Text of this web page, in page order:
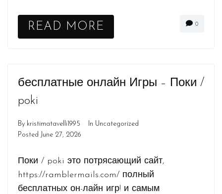
READ MORE 0
бесплатные онлайн Игры – Поки /
poki
By kristimatavelli1995 In Uncategorized
Posted June 27, 2026
Поки / poki это потрясающий сайт,
https://ramblermails.com/ полный
бесплатных он-лайн игр! и самым